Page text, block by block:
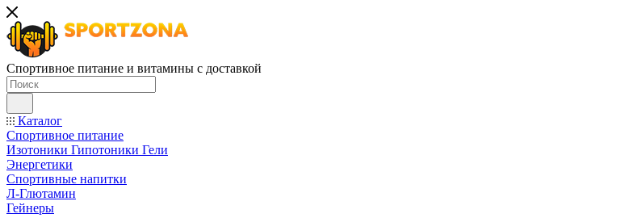
Спортивное питание и витамины с доставкой
Каталог
Спортивное питание
Изотоники Гипотоники Гели
Энергетики
Спортивные напитки
Л-Глютамин
Гейнеры